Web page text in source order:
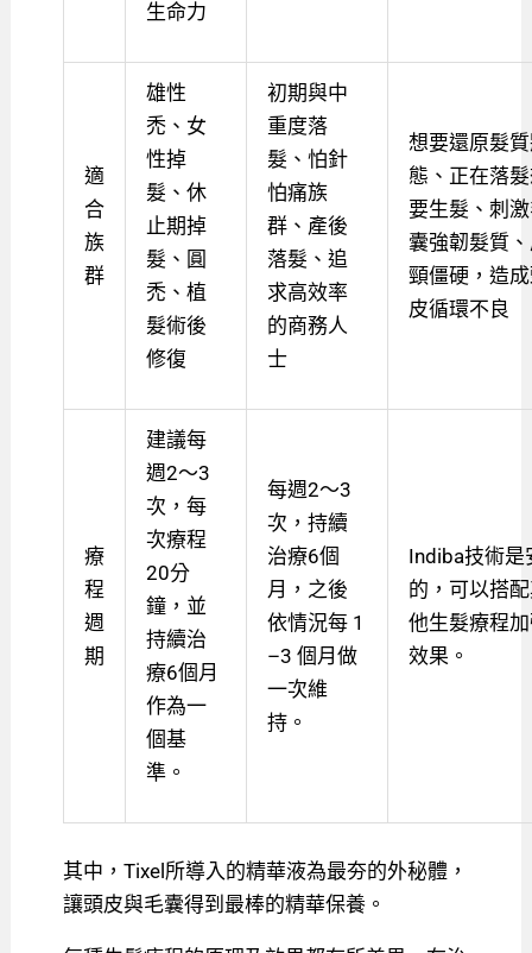
生命力
適
合
族
群
雄性
禿、女
性掉
髮、休
止期掉
髮、圓
禿、植
髮術後
修復
初期與中
重度落
髮、怕針
怕痛族
群、產後
落髮、追
求高效率
的商務人
士
想要還原髮
態、正在落
要生髮、刺
囊強韌髮質
頸僵硬，造
皮循環不良
療
程
週
期
建議每
週2～3
次，每
次療程
20分
鐘，並
持續治
療6個月
作為一
個基
準。
每週2～3
次，持續
治療6個
月，之後
依情況每 1
–3 個月做
一次維
持。
Indiba技術是
的，可以搭
他生髮療程
效果。
其中，Tixel所導入的精華液為最夯的外秘體，
讓頭皮與毛囊得到最棒的精華保養。